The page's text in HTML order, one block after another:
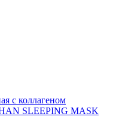
с коллагеном
SLEEPING MASK